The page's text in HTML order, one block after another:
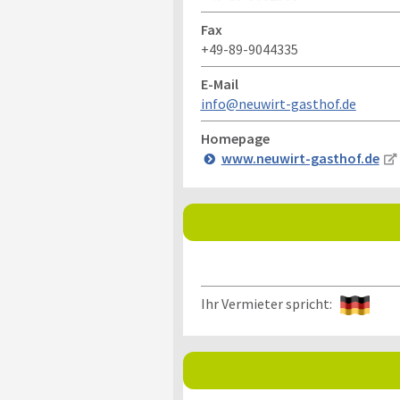
Fax
+49-89-9044335
E-Mail
info@neuwirt-gasthof.de
Homepage
www.neuwirt-gasthof.de
Ihr Vermieter spricht: